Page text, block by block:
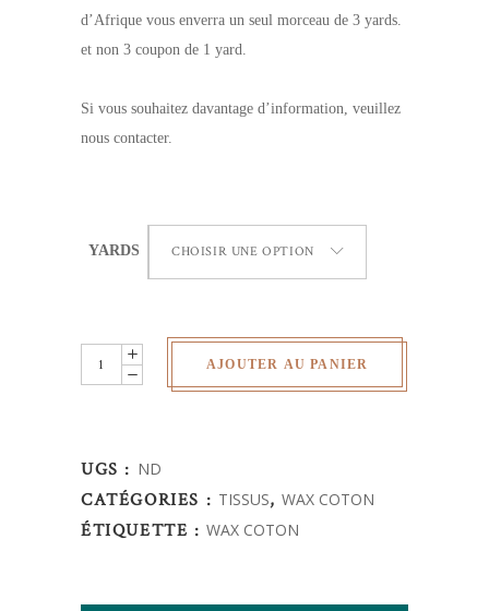
d’Afrique vous enverra un seul morceau de 3 yards.
et non 3 coupon de 1 yard.
Si vous souhaitez davantage d’information, veuillez
nous contacter.
YARDS CHOISIR UNE OPTION
Wax
Africain
de
mariage
quantity
AJOUTER AU PANIER
UGS : ND
CATÉGORIES : TISSUS,WAX COTON
ÉTIQUETTE :WAX COTON